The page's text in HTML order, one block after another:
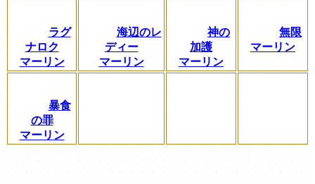
ラグ
ナロク
マーリン
海辺のレ
ディー
マーリン
神の
加護
マーリン
無限
マーリン
暴食
の罪
マーリン